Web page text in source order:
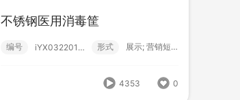
HBlxr派伦建筑设计有限公司
不锈钢医用消毒筐
编号 iYX03220146 形式 展示; 营销短视频; 消毒; 不锈钢;
4353 0